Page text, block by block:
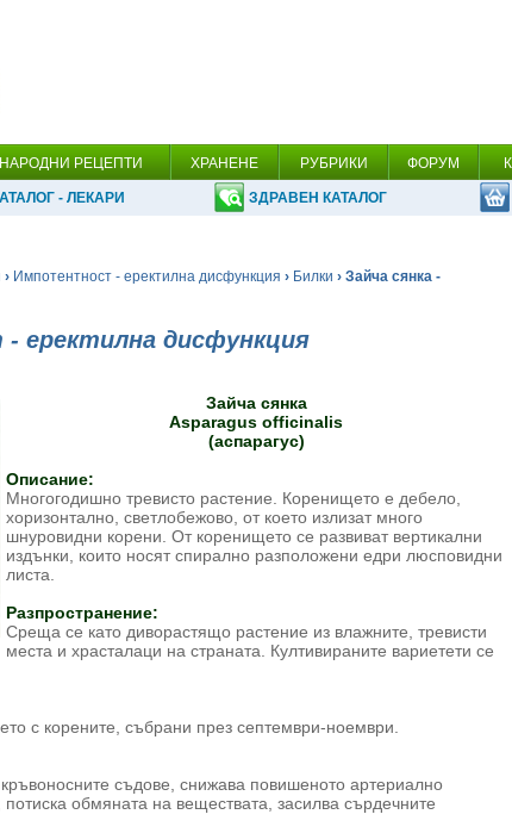
НАРОДНИ РЕЦЕПТИ ХРАНЕНЕ РУБРИКИ ФОРУМ
- ЛЕКАРИ ЗДРАВЕН КАТАЛОГ
› Импотентност - еректилна дисфункция › Билки › Зайча сянка -
еректилна дисфункция
Зайча сянка
Asparagus officinalis
(аспарагус)
Описание:
Многогодишно тревисто растение. Коренището е дебело,
хоризонтално, светлобежово, от което излизат много
шнуровидни корени. От коренището се развиват вертикални
издънки, които носят спирално разположени едри люсповидни
листа.
Разпространение:
Среща се като диворастящо растение из влажните, тревисти
места и храсталаци на страната. Култивираните вариетети се
с корените, събрани през септември-ноември.
съдове, снижава повишеното артериално
обмяната на веществата, засилва сърдечните